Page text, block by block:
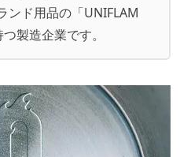
ンド用品の「UNIFLAM
製造企業です。